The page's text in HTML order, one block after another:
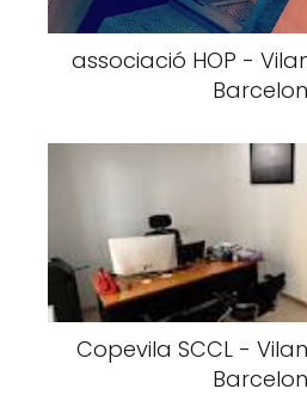
associació HOP -
Copevila SCCL -